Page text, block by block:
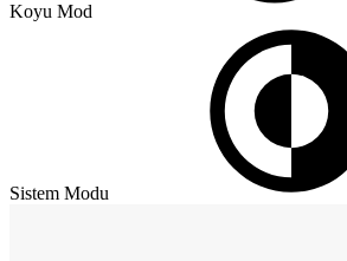
Koyu Mod
Sistem Modu